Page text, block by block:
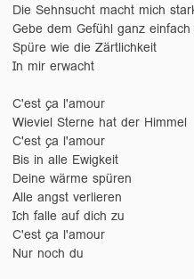
Die Sehnsucht macht mich
Gebe dem Gefühl ganz einfach
Spüre wie die Zärtlichkeit
In mir erwacht
C'est ça l'amour
Wieviel Sterne hat der Himmel
C'est ça l'amour
Bis in alle Ewigkeit
Deine wärme spüren
Alle angst verlieren
Ich falle auf dich zu
C'est ça l'amour
Nur noch du